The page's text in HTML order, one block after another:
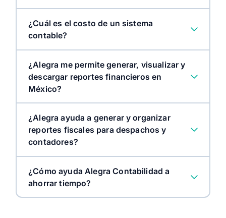
Calcular y reportar impuestos:
Evitar sanciones:
¿Cuál es el costo de un sistema
contable?
¿Alegra me permite generar, visualizar y
descargar reportes financieros en
México?
¿Alegra ayuda a generar y organizar
reportes fiscales para despachos y
contadores?
¿Cómo ayuda Alegra Contabilidad a
ahorrar tiempo?